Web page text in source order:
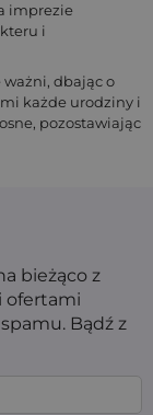
imprezie
i
dbając o
każde urodziny i
pozostawiając
bieżąco z
ofertami
Bądź z